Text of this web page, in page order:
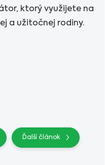
ktorý využijete na
a užitočnej rodiny.
Ďalší článok